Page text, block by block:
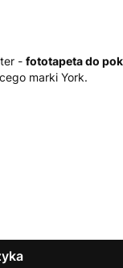
- fototapeta do
marki York.